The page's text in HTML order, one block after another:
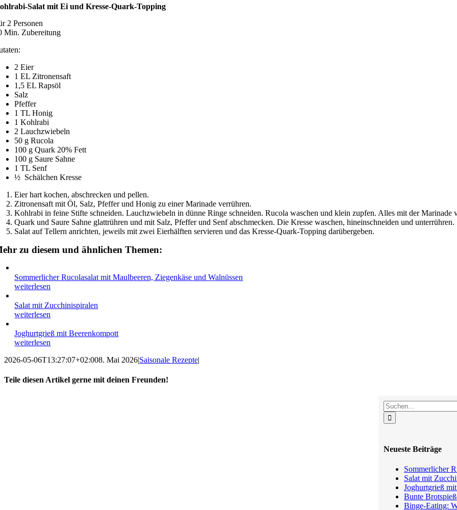
Bild
Salat mit Ei und Kresse-Quark-Topping
2 Personen
Min. Zubereitung
2 Eier
1 EL Zitronensaft
1,5 EL Rapsöl
Salz
Pfeffer
1 TL Honig
1 Kohlrabi
2 Lauchzwiebeln
50 g Rucola
100 g Quark 20% Fett
100 g Saure Sahne
1 TL Senf
½ Schälchen Kresse
Eier hart kochen, abschrecken und pellen.
Zitronensaft mit Öl, Salz, Pfeffer und Honig zu einer Marinade verrühren.
Kohlrabi in feine Stifte schneiden. Lauchzwiebeln in dünne Ringe schneiden. Rucola waschen und klein zupfen. Alles mit der Marinade
Quark und Saure Sahne glattrühren und mit Salz, Pfeffer und Senf abschmecken. Die Kresse waschen, hineinschneiden und unterrühren.
Salat auf Tellern anrichten, jeweils mit zwei Eierhälften servieren und das Kresse-Quark-Topping darübergeben.
zu diesem und ähnlichen Themen:
Sommerlicher Rucolasalat mit Maulbeeren, Ziegenkäse und Walnüssen
weiterlesen
Salat mit Zucchinispiralen
weiterlesen
Joghurtgrieß mit Beerenkompott
weiterlesen
2026-05-06T13:27:07+02:008. Mai 2026|Saisonale Rezepte|
Teile diesen Artikel gerne mit deinen Freunden!
Suche
nach:
Neueste Beiträge
Sommerlicher
Salat mit
Joghurtgrieß
Bunte
Binge-Eating: